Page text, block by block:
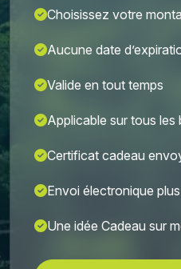
Choisissez votre
Aucune date
Valide en tout temps
Applicable sur tous les
Certificat cadeau
Envoi électronique
Une idée Cadeau sur